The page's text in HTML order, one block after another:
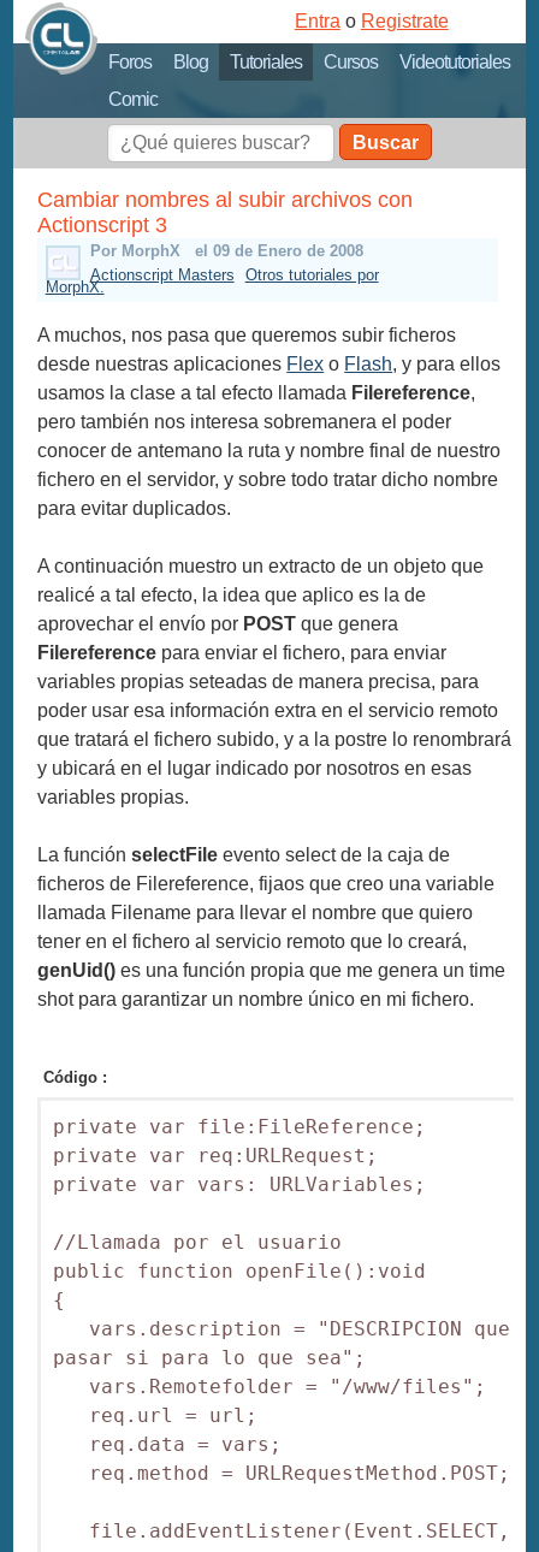
Foros Blog Tutoriales Cursos
Videotutoriales
Comic
Entra o Registrate
Buscar
Cambiar nombres al subir archivos con
Actionscript 3
Por MorphX
el 09 de Enero de 2008
Actionscript Masters
Otros tutoriales por
MorphX.
A muchos, nos pasa que queremos subir ficheros
desde nuestras aplicaciones Flex o Flash, y para ellos
usamos la clase a tal efecto llamada Filereference,
pero también nos interesa sobremanera el poder
conocer de antemano la ruta y nombre final de nuestro
fichero en el servidor, y sobre todo tratar dicho nombre
para evitar duplicados.
A continuación muestro un extracto de un objeto que
realicé a tal efecto, la idea que aplico es la de
aprovechar el envío por POSTque genera
Filereference para enviar el fichero, para enviar
variables propias seteadas de manera precisa, para
poder usar esa información extra en el servicio remoto
que tratará el fichero subido, y a la postre lo renombrará
y ubicará en el lugar indicado por nosotros en esas
variables propias.
La funciónselectFileevento select de la caja de
ficheros de Filereference, fijaos que creo una variable
llamada Filename para llevar el nombre que quiero
tener en el fichero al servicio remoto que lo creará,
genUid() es una función propia que me genera un time
shot para garantizar un nombre único en mi fichero.
Código :
private var file:FileReference;
private var req:URLRequest;
private var vars: URLVariables;
//Llamada por el usuario
public function openFile():void
{
vars.description = "DESCRIPCION que
pasar si para lo que sea";
vars.Remotefolder = "/www/files";
req.url = url;
req.data = vars;
req.method = URLRequestMethod.POST;
file.addEventListener(Event.SELECT,